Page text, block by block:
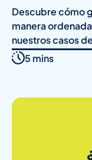
Descubre cómo
manera
nuestros casos
5 mins